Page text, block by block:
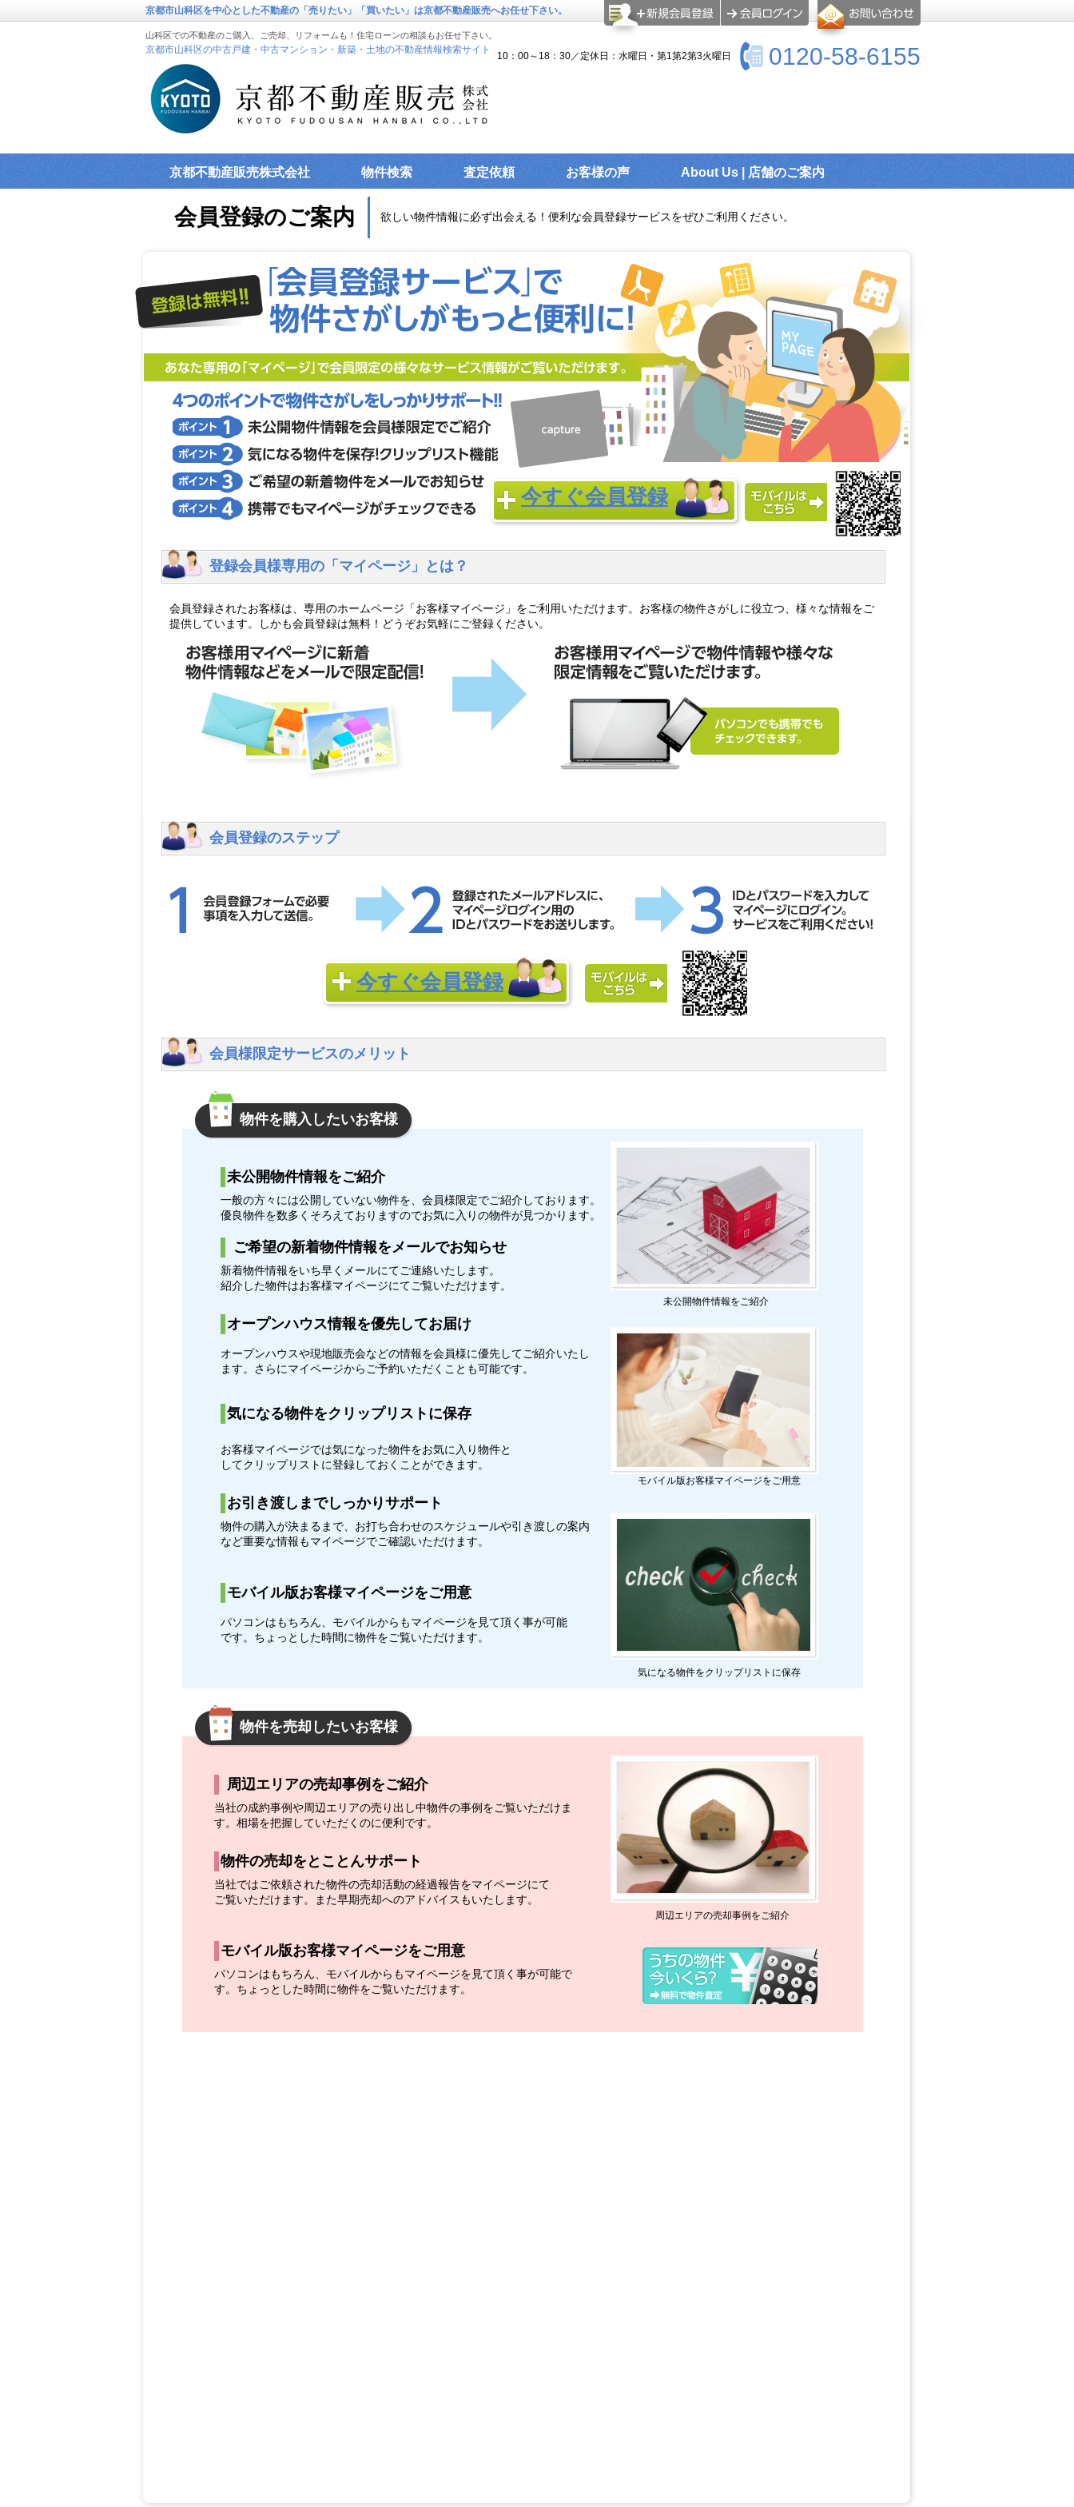
京都市山科区を中心とした不動産の「売りたい」「買いたい」は京都不動産販売へお任せ下さい。
山科区での不動産のご購入、ご売却、リフォームも！住宅ローンの相談もお任せ下さい。
京都市山科区の中古戸建・中古マンション・新築・土地の不動産情報検索サイト 0120-58-6155
10：00～18：30／定休日：水曜日・第1第2第3火曜日
京都不動産販売株式会社 物件検索 査定依頼 お客様の声 About Us | 店舗のご案内
会員登録のご案内 欲しい物件情報に必ず出会える！便利な会員登録サービスをぜひご利用ください。
今すぐ会員登録
登録会員様専用の「マイページ」とは？
会員登録されたお客様は、専用のホームページ「お客様マイページ」をご利用いただけます。お客様の物件さがしに役立つ、様々な情報をご
提供しています。しかも会員登録は無料！どうぞお気軽にご登録ください。
会員登録のステップ
今すぐ会員登録
会員様限定サービスのメリット
物件を購入したいお客様
未公開物件情報をご紹介
一般の方々には公開していない物件を、会員様限定でご紹介しております。
優良物件を数多くそろえておりますのでお気に入りの物件が見つかります。
ご希望の新着物件情報をメールでお知らせ
新着物件情報をいち早くメールにてご連絡いたします。
紹介した物件はお客様マイページにてご覧いただけます。
未公開物件情報をご紹介
オープンハウス情報を優先してお届け
オープンハウスや現地販売会などの情報を会員様に優先してご紹介いたし
ます。さらにマイページからご予約いただくことも可能です。
気になる物件をクリップリストに保存
お客様マイページでは気になった物件をお気に入り物件と
してクリップリストに登録しておくことができます。
モバイル版お客様マイページをご用意
お引き渡しまでしっかりサポート
物件の購入が決まるまで、お打ち合わせのスケジュールや引き渡しの案内
など重要な情報もマイページでご確認いただけます。
モバイル版お客様マイページをご用意
パソコンはもちろん、モバイルからもマイページを見て頂く事が可能
です。ちょっとした時間に物件をご覧いただけます。
気になる物件をクリップリストに保存
物件を売却したいお客様
周辺エリアの売却事例をご紹介
当社の成約事例や周辺エリアの売り出し中物件の事例をご覧いただけま
す。相場を把握していただくのに便利です。
物件の売却をとことんサポート
当社ではご依頼された物件の売却活動の経過報告をマイページにて
ご覧いただけます。また早期売却へのアドバイスもいたします。
周辺エリアの売却事例をご紹介
モバイル版お客様マイページをご用意
パソコンはもちろん、モバイルからもマイページを見て頂く事が可能で
す。ちょっとした時間に物件をご覧いただけます。